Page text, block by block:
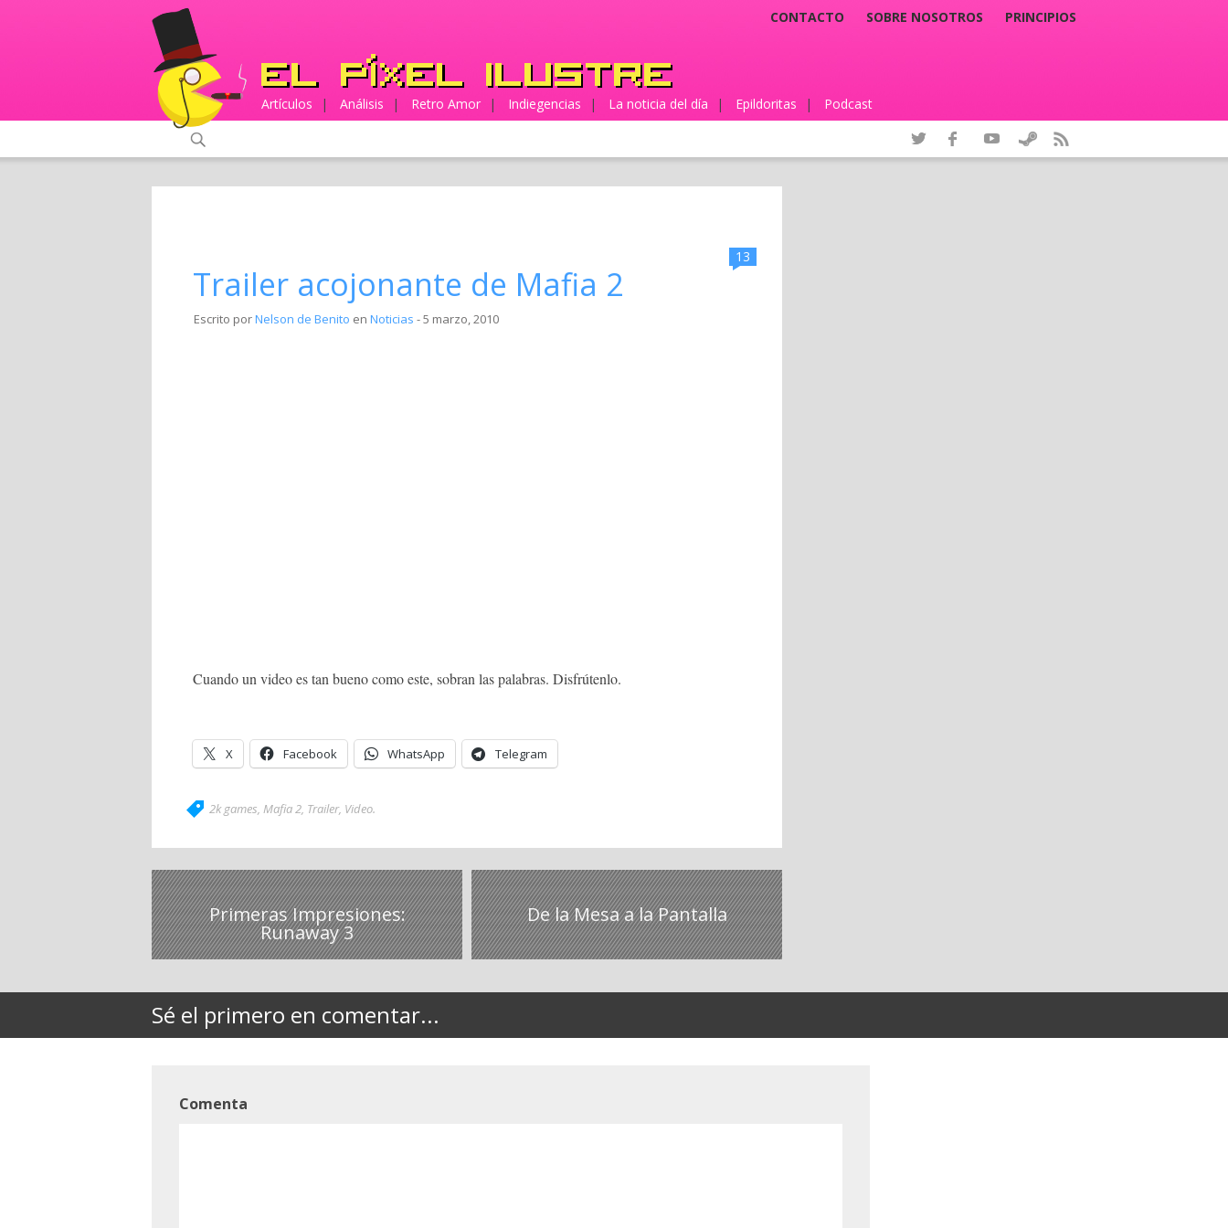
CONTACTO SOBRE NOSOTROS PRINCIPIOS
Artículos | Análisis | Retro Amor | Indiegencias | La noticia del día | Epildoritas | Podcast
13
Trailer acojonante de Mafia 2
Escrito porNelson de Benito en Noticias - 5 marzo, 2010
Cuando un video es tan bueno como este, sobran las palabras. Disfrútenlo.
X Facebook WhatsApp Telegram
2k games, Mafia 2, Trailer, Video.
Primeras Impresiones:
Runaway 3
De la Mesa a la Pantalla
Sé el primero en comentar...
Comenta